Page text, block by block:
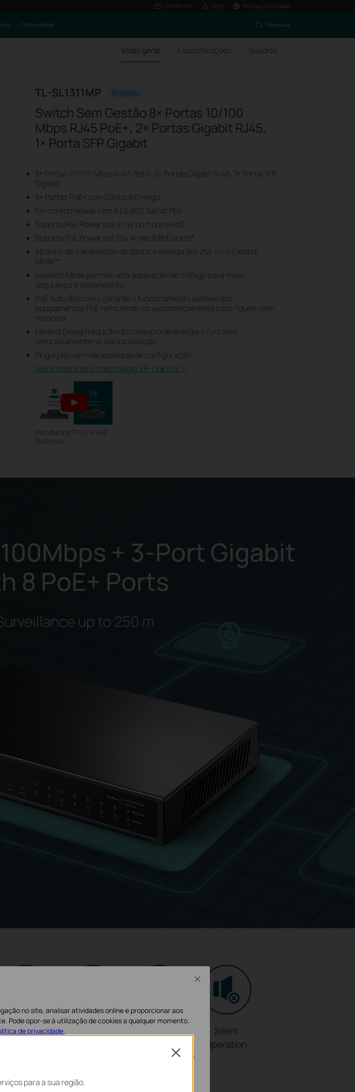
Contate-nos Log In Portugal / português
Comunidade Pesquisa
Visão geral Especificações Suporte
TL-SL1311MP Projeto
Switch Sem Gestão 8× Portas 10/100
Mbps RJ45 PoE+, 2× Portas Gigabit RJ45,
1× Porta SFP Gigabit
8× Portas 10/100 Mbps RJ45 PoE+, 2× Portas Gigabit RJ45, 1× Porta SFP
Gigabit
8× Portas PoE+ com Dados e Energia
Em conformidade com IEEE 802.3af/at PDs
Suporta PoE Power até 30 W port porta PoE
Suporta PoE Power até 124 W nas 8 PoE ports*
Alcance de transmissão de dados e energia até 250 m no Extend
Mode**
Isolation Mode permite uma separação de tráfego para maior
segurança e desempenho
PoE Auto Recovery garante o funcionamento estável dos
equipamentos PoE reiniciando-os automaticamente caso fiquem sem
resposta.
Fanless Design redução do consumo de energia e funciona
silenciosamente na sua localização
Plug e play sem necessidade de configuração
Saiba mais sobre a tecnologia TP-Link PoE >
Introducing TP-Link PoE
Switches
+ 3-Port Gigabit
8 PoE+ Ports
up to 250 m
Intelligent
Casing
Silent
Operation
para a sua região.
Close
no site, analisar atividades online e proporcionar aos
Pode opor-se à utilização de cookies a qualquer momento.
de privacidade .
Close